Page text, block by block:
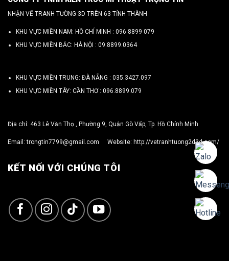
NHẬN VẼ TRANH TƯỜNG 3D TRÊN 63 TỈNH THÀNH
KHU VỰC MIỀN NAM: HỒ CHÍ MINH : 096 8899 079
KHU VỰC MIỀN BẮC: HÀ NỘI : 09.8899.0364
KHU VỰC MIỀN TRUNG: ĐÀ NẴNG : 035.3427.097
KHU VỰC MIỀN TÂY: CẦN THƠ : 096.8899.079
Địa chỉ: 463 Lê Văn Thọ , Phường 9, Quận Gò Vấp, Tp. Hồ Chính Minh
Email:trongtin7799@gmail.com Website: http://vetranhtuong2d3d.com/
KẾT NỐI VỚI CHÚNG TÔI